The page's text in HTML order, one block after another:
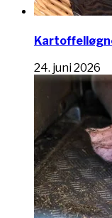
24. juni 2026